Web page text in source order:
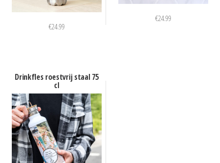
€24.99
€24.99
Drinkfles roestvrij staal 75
cl